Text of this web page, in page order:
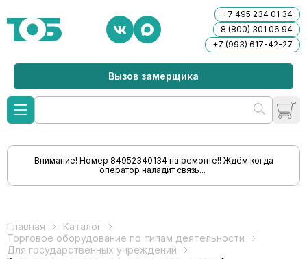
+7 495 234 01 34
8 (800) 301 06 94
+7 (993) 617-42-27
Вызов замерщика
Внимание! Номер 84952340134 на ремонте!! Ждём когда
оператор наладит связь...
Главная
Каталог
Торговое оборудование по типам деятельности
Для государственных учреждений